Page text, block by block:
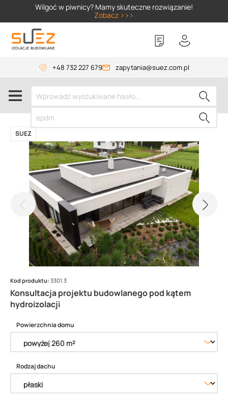
Wilgoć w piwnicy? Mamy skuteczne rozwiązanie!
Zobacz >>>
+48 732 227 679 zapytania@suez.com.pl
Konsultacja projektu budowlanego pod kątem
hydroizolacji
SUEZ
Kod produktu: 3301.3
Powierzchnia domu
Rodzaj dachu